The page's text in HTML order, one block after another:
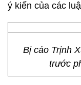
ý kiến của các
Bị cáo Trịnh
trước